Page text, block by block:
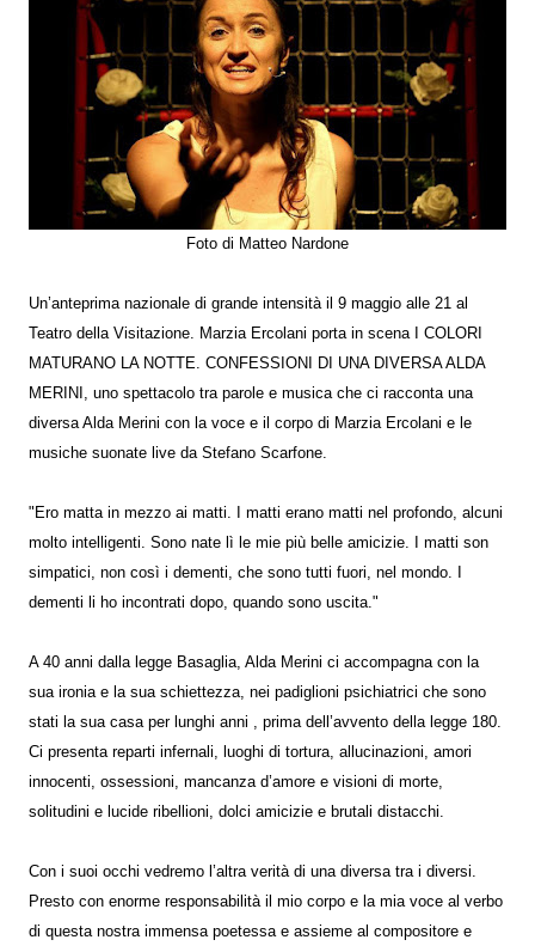
Foto di Matteo Nardone
Un’anteprima nazionale di grande intensità il 9 maggio alle 21 al
Teatro della Visitazione. Marzia Ercolani porta in scena I COLORI
MATURANO LA NOTTE. CONFESSIONI DI UNA DIVERSA ALDA
MERINI, uno spettacolo tra parole e musica che ci racconta una
diversa Alda Merini con la voce e il corpo di Marzia Ercolani e le
musiche suonate live da Stefano Scarfone.
"Ero matta in mezzo ai matti. I matti erano matti nel profondo, alcuni
molto intelligenti. Sono nate lì le mie più belle amicizie. I matti son
simpatici, non così i dementi, che sono tutti fuori, nel mondo. I
dementi li ho incontrati dopo, quando sono uscita."
A 40 anni dalla legge Basaglia, Alda Merini ci accompagna con la
sua ironia e la sua schiettezza, nei padiglioni psichiatrici che sono
stati la sua casa per lunghi anni , prima dell’avvento della legge 180.
Ci presenta reparti infernali, luoghi di tortura, allucinazioni, amori
innocenti, ossessioni, mancanza d’amore e visioni di morte,
solitudini e lucide ribellioni, dolci amicizie e brutali distacchi.
Con i suoi occhi vedremo l’altra verità di una diversa tra i diversi.
Presto con enorme responsabilità il mio corpo e la mia voce al verbo
di questa nostra immensa poetessa e assieme al compositore e